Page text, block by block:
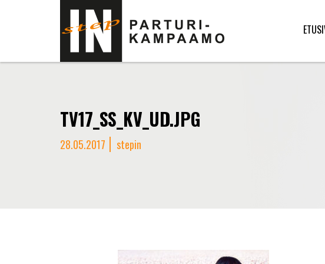
TV17_SS_KV_UD.JPG
28.05.2017 stepin